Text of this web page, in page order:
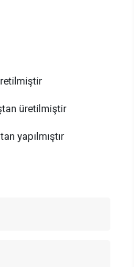
üretilmiştir
yapılmıştır